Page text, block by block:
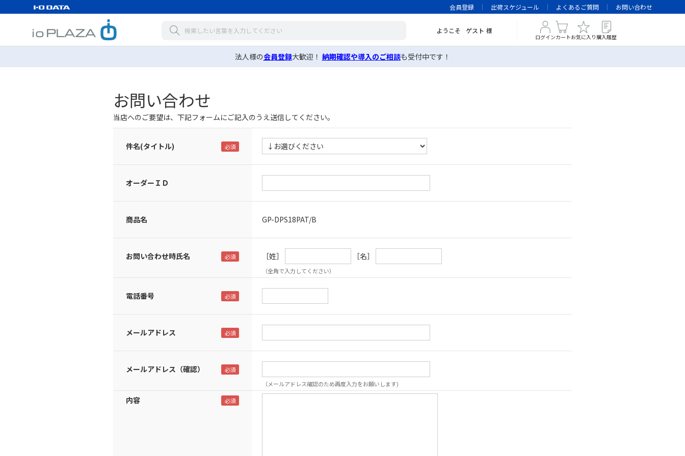
会員登録 出荷スケジュール よくあるご質問 お問い合わせ
ようこそ ゲスト 様
ログインカートお気に入り 購入履歴
法人様の会員登録大歓迎！ 納期確認や導入のご相談も受付中です！
お問い合わせ
当店へのご要望は、下記フォームにご記入のうえ送信してください。
件名(タイトル)
オーダーＩＤ
商品名 GP-DPS18PAT/B
お問い合わせ時氏名 ［姓］ ［名］
（全角で入力してください）
電話番号
メールアドレス
メールアドレス（確認）
（メールアドレス確認のため再度入力をお願いします)
内容